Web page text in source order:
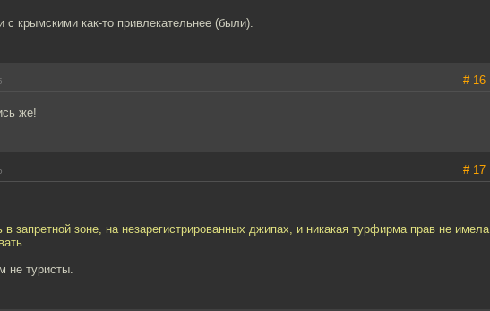
с крымскими как-то привлекательнее (были).
# 16
же!
# 17
в запретной зоне, на незарегистрированных джипах, и никакая турфирма прав не имела
не туристы.